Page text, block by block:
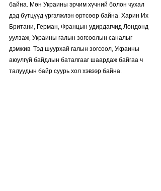
байна. Мөн Украины эрчим хүчний болон чухал
дэд бүтцүүд үргэлжлэн өртсөөр байна. Харин Их
Британи, Герман, Францын удирдагчид Лондонд
уулзаж, Украины галын зогсоолын саналыг
дэмжив. Тэд шуурхай галын зогсоол, Украины
аюулгүй байдлын баталгааг шаардаж байгаа ч
талуудын байр суурь хол хэвээр байна.